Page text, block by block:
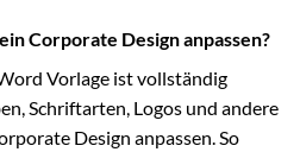
Corporate Design anpassen?
Vorlage ist vollständig
Schriftarten, Logos und andere
Design anpassen. So